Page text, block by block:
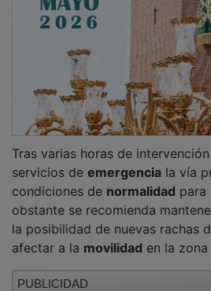
servicios deemergencia la vía
condiciones denormalidad para
obstante se recomienda
la posibilidad de nuevas rachas
afectar a lamovilidaden la